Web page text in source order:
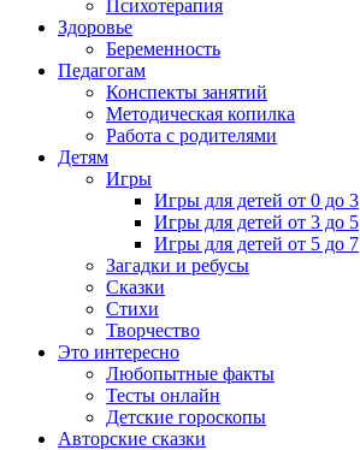
Психотерапия
Здоровье
Беременность
Педагогам
Конспекты занятий
Методическая копилка
Работа с родителями
Детям
Игры
Игры для детей от 0 до 3
Игры для детей от 3 до 5
Игры для детей от 5 до 7
Загадки и ребусы
Сказки
Стихи
Творчество
Это интересно
Любопытные факты
Тесты онлайн
Детские гороскопы
Авторские сказки